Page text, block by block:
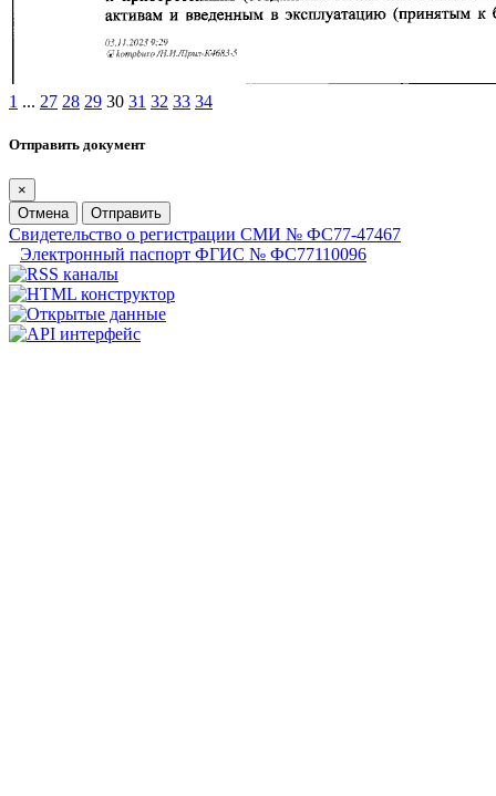
1 ... 27 28 29 30 31 32 33 34
Отправить документ
×
Отмена
Отправить
Свидетельство о регистрации СМИ № ФС77-47467
Электронный паспорт ФГИС № ФС77110096